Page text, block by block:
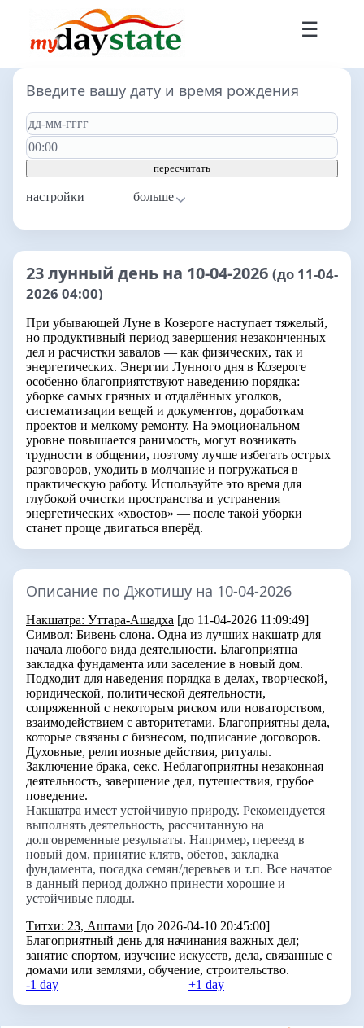
☰
Введите вашу дату и время рождения
пересчитать
настройки
23 лунный день на 10-04-2026 (до 11-04-
2026 04:00)
При убывающей Луне в Козероге наступает тяжелый,
но продуктивный период завершения незаконченных
дел и расчистки завалов — как физических, так и
энергетических. Энергии Лунного дня в Козероге
особенно благоприятствуют наведению порядка:
уборке самых грязных и отдалённых уголков,
систематизации вещей и документов, доработкам
проектов и мелкому ремонту. На эмоциональном
уровне повышается ранимость, могут возникать
трудности в общении, поэтому лучше избегать острых
разговоров, уходить в молчание и погружаться в
практическую работу. Используйте это время для
глубокой очистки пространства и устранения
энергетических «хвостов» — после такой уборки
станет проще двигаться вперёд.
Описание по Джотишу на 10-04-2026
Накшатра: Уттара-Ашадха [до 11-04-2026 11:09:49]
Символ: Бивень слона. Одна из лучших накшатр для
начала любого вида деятельности. Благоприятна
закладка фундамента или заселение в новый дом.
Подходит для наведения порядка в делах, творческой,
юридической, политической деятельности,
сопряженной с некоторым риском или новаторством,
взаимодействием с авторитетами. Благоприятны дела,
которые связаны с бизнесом, подписание договоров.
Духовные, религиозные действия, ритуалы.
Заключение брака, секс. Неблагоприятны незаконная
деятельность, завершение дел, путешествия, грубое
поведение.
Накшатра имеет устойчивую природу. Рекомендуется
выполнять деятельность, рассчитанную на
долговременные результаты. Например, переезд в
новый дом, принятие клятв, обетов, закладка
фундамента, посадка семян/деревьев и т.п. Все начатое
в данный период должно принести хорошие и
устойчивые плоды.
Титхи: 23, Аштами [до 2026-04-10 20:45:00]
Благоприятный день для начинания важных дел;
занятие спортом, изучение искусств, дела, связанные с
домами или землями, обучение, строительство.
-1 day
+1 day